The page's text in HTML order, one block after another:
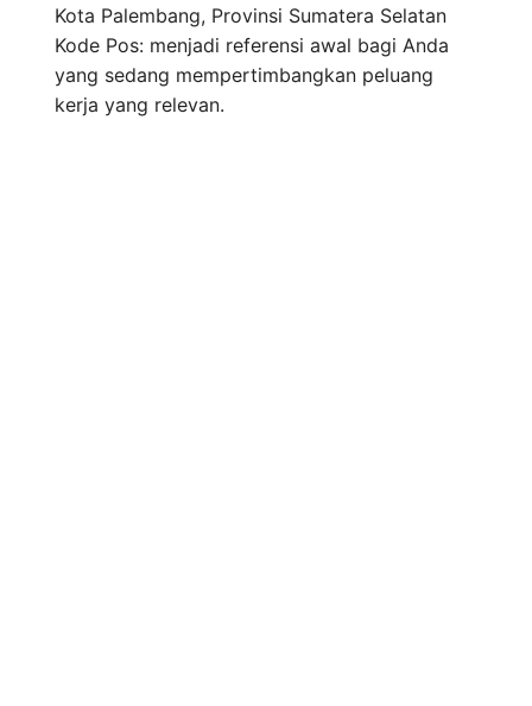
Kota Palembang, Provinsi Sumatera Selatan
Kode Pos: menjadi referensi awal bagi Anda
yang sedang mempertimbangkan peluang
kerja yang relevan.